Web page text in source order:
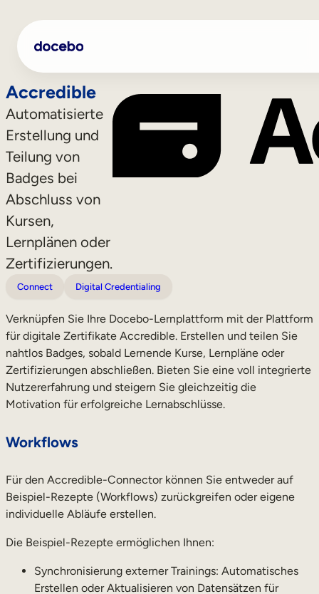
Interne Weiterbildung
Onboarding von Mitarbeitern
Vertriebsschulungen
Compliance-Training
Training für Customer Facing-Teams
Externe Weiterbildung
Partnerschulungen
Ausbildung der Mitglieder
Strategische Personalplanung
Accredible
Automatisierte
Erstellung und
Teilung von
Badges bei
Abschluss von
Kursen,
Lernplänen oder
Zertifizierungen.
Connect Digital Credentialing
Verknüpfen Sie Ihre Docebo-Lernplattform mit der Plattform
für digitale Zertifikate Accredible. Erstellen und teilen Sie
nahtlos Badges, sobald Lernende Kurse, Lernpläne oder
Zertifizierungen abschließen. Bieten Sie eine voll integrierte
Nutzererfahrung und steigern Sie gleichzeitig die
Motivation für erfolgreiche Lernabschlüsse.
Workflows
Für den Accredible-Connector können Sie entweder auf
Beispiel-Rezepte (Workflows) zurückgreifen oder eigene
individuelle Abläufe erstellen.
Die Beispiel-Rezepte ermöglichen Ihnen:
Synchronisierung externer Trainings: Automatisches
Erstellen oder Aktualisieren von Datensätzen für